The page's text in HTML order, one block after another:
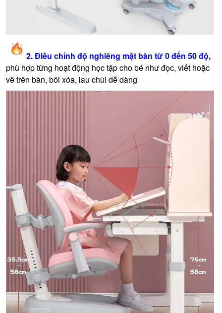
2. Điều chỉnh độ nghiêng mặt bàn từ 0 đến 50 độ,
phù hợp từng hoạt động học tập cho bé như đọc, viết hoặc
vẽ trên bàn, bôi xóa, lau chùi dễ dàng